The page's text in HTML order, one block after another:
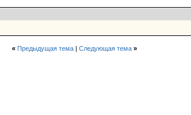
« Предыдущая тема| Следующая тема »